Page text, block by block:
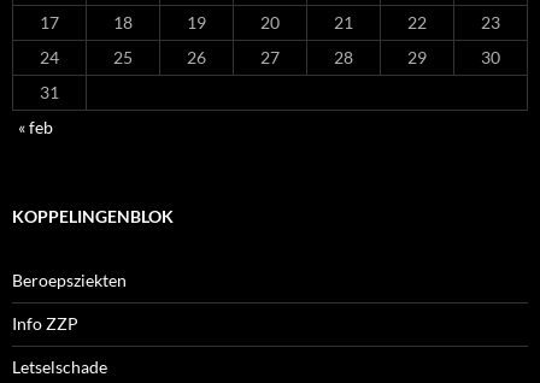
17
18 19 20 21 22
23
24
25 26 27 28 29
30
31
« feb
KOPPELINGENBLOK
Beroepsziekten
Info ZZP
Letselschade